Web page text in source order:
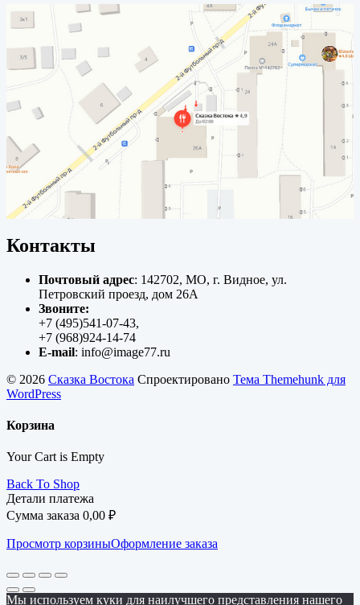
Контакты
Почтовый адрес: 142702, МО, г. Видное, ул.
Петровский проезд, дом 26А
Звоните:
+7 (495)541-07-43,
+7 (968)924-14-74
E-mail: info@image77.ru
© 2026 Сказка Востока Спроектировано Тема Themehunk для
WordPress
Корзина
Your Cart is Empty
Back To Shop
Детали платежа
Сумма заказа 0,00 ₽
Просмотр корзиныОформление заказа
Мы используем куки для наилучшего представления нашего